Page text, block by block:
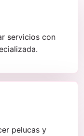
servicios con
pelucas y